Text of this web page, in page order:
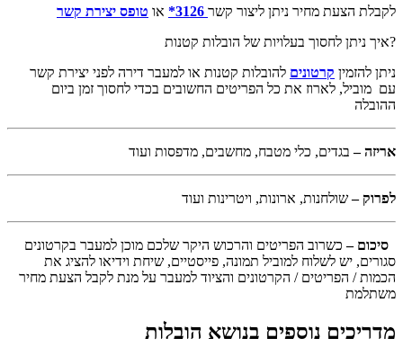
לקבלת הצעת מחיר ניתן ליצור קשר או טופס יצירת קשר
?איך ניתן לחסוך בעלויות של הובלות קטנות
ניתן להזמין קרטונים להובלות קטנות או למעבר דירה לפני יצירת קשר
עם מוביל, לארוז את כל הפריטים החשובים בכדי לחסוך זמן ביום
ההובלה
אריזה –בגדים, כלי מטבח, מחשבים, מדפסות ועוד
לפרוק –שולחנות, ארונות, ויטרינות ועוד
סיכום –כשרוב הפריטים והרכוש היקר שלכם מוכן למעבר בקרטונים
סגורים, יש לשלוח למוביל תמונה, פייסטיים, שיחת וידיאו להציג את
הכמות / הפריטים / הקרטונים והציוד למעבר על מנת לקבל הצעת מחיר
משתלמת
מדריכים נוספים בנושא הובלות